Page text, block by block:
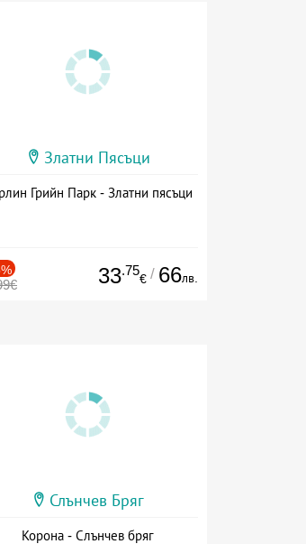
Златни Пясъци
Грийн Парк - Златни пясъци
33.75
€ / 66лв.
Слънчев Бряг
Корона - Слънчев бряг